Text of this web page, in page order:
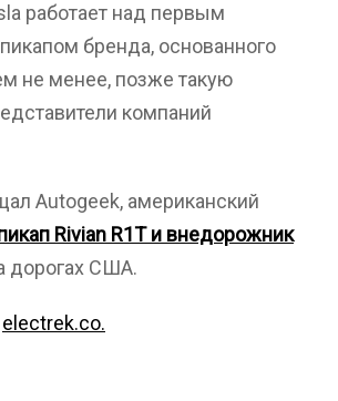
работает над первым
бренда, основанного
не менее, позже такую
компаний
Autogeek, американский
Rivian R1T и внедорожник
дорогах США.
electrek.co.